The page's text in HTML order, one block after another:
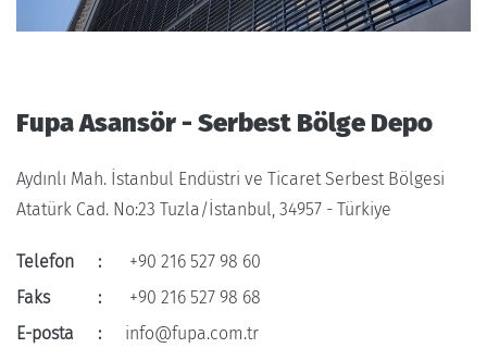
Fupa Asansör - Serbest Bölge Depo
Aydınlı Mah. İstanbul Endüstri ve Ticaret Serbest Bölgesi
Atatürk Cad. No:23 Tuzla/İstanbul, 34957 - Türkiye
Telefon :
+90 216 527 98 60
Faks
:
+90 216 527 98 68
E-posta
: info@fupa.com.tr